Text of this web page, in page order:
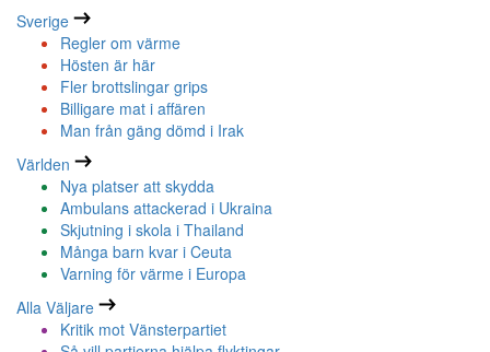
Sverige
Regler om värme
Hösten är här
Fler brottslingar grips
Billigare mat i affären
Man från gäng dömd i Irak
Världen
Nya platser att skydda
Ambulans attackerad i Ukraina
Skjutning i skola i Thailand
Många barn kvar i Ceuta
Varning för värme i Europa
Alla Väljare
Kritik mot Vänsterpartiet